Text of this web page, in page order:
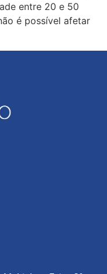
entre 20 e 50
é possível afetar